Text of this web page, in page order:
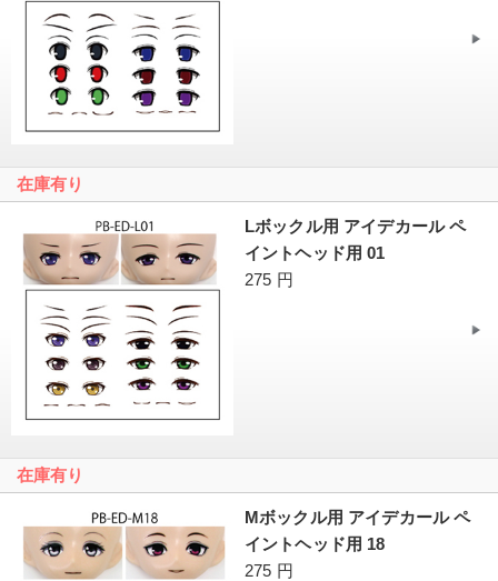
在庫有り
Lボックル用 アイデカール ペ
イントヘッド用 01
275 円
在庫有り
Mボックル用 アイデカール ペ
イントヘッド用 18
275 円